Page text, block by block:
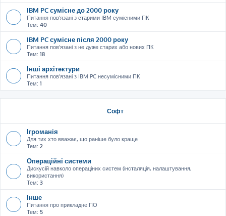
IBM PC сумісне до 2000 року
Питання пов'язані з старими IBM сумісними ПК
Тем: 40
IBM PC сумісне після 2000 року
Питання пов'язані з не дуже старих або нових ПК
Тем: 18
Інші архітектури
Питання пов'язані з IBM PC несумісними ПК
Тем: 1
Софт
Ігроманія
Для тих хто вважає, що раніше було краще
Тем: 2
Операційні системи
Дискусій навколо операціних систем (інсталяція, налаштування,
використання)
Тем: 3
Інше
Питання про прикладне ПО
Тем: 5